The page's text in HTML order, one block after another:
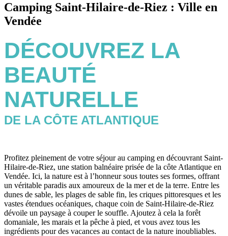
Camping Saint-Hilaire-de-Riez : Ville en
Vendée
DÉCOUVREZ LA
BEAUTÉ
NATURELLE
DE LA CÔTE ATLANTIQUE
Profitez pleinement de votre séjour au camping en découvrant Saint-
Hilaire-de-Riez, une station balnéaire prisée de la côte Atlantique en
Vendée. Ici, la nature est à l’honneur sous toutes ses formes, offrant
un véritable paradis aux amoureux de la mer et de la terre. Entre les
dunes de sable, les plages de sable fin, les criques pittoresques et les
vastes étendues océaniques, chaque coin de Saint-Hilaire-de-Riez
dévoile un paysage à couper le souffle. Ajoutez à cela la forêt
domaniale, les marais et la pêche à pied, et vous avez tous les
ingrédients pour des vacances au contact de la nature inoubliables.